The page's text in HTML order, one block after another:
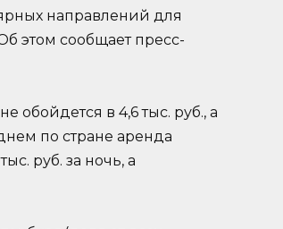
направлений для
этом сообщает пресс-
обойдется в 4,6 тыс. руб., а
по стране аренда
руб. за ночь, а